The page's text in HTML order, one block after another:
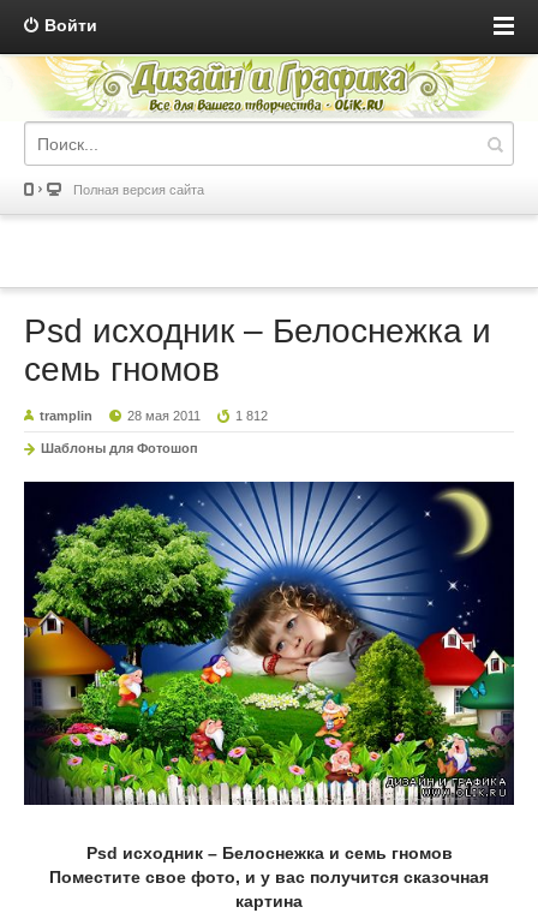
Войти
Полная версия сайта
Psd исходник – Белоснежка и
семь гномов
tramplin 28 мая 2011 1 812
Шаблоны для Фотошоп
Psd исходник – Белоснежка и семь гномов
Поместите свое фото, и у вас получится сказочная
картина